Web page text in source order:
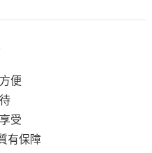
便
受
有保障